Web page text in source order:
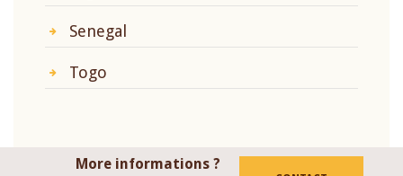
Senegal
Togo
More informations ?